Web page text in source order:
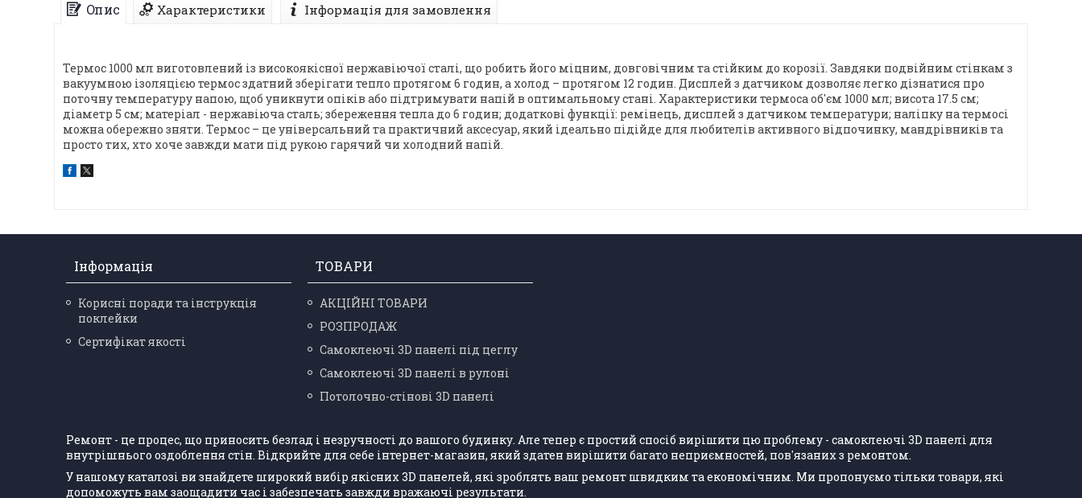
Опис Характеристики Інформація для замовлення
Термос 1000 мл виготовлений із високоякісної нержавіючої сталі, що робить його міцним, довговічним та стійким до корозії. Завдяки подвійним стінкам з
вакуумною ізоляцією термос здатний зберігати тепло протягом 6 годин, а холод – протягом 12 годин. Дисплей з датчиком дозволяє легко дізнатися про
поточну температуру напою, щоб уникнути опіків або підтримувати напій в оптимальному стані. Характеристики термоса об'єм 1000 мл; висота 17.5 см;
діаметр 5 см; матеріал - нержавіюча сталь; збереження тепла до 6 годин; додаткові функції: ремінець, дисплей з датчиком температури; наліпку на термосі
можна обережно зняти. Термос – це універсальний та практичний аксесуар, який ідеально підійде для любителів активного відпочинку, мандрівників та
просто тих, хто хоче завжди мати під рукою гарячий чи холодний напій.
Інформація
Корисні поради та інструкція
поклейки
Сертифікат якості
ТОВАРИ
АКЦІЙНІ ТОВАРИ
РОЗПРОДАЖ
Самоклеючі 3D панелі під цеглу
Самоклеючі 3D панелі в рулоні
Потолочно-стінові 3D панелі
Ремонт - це процес, що приносить безлад і незручності до вашого будинку. Але тепер є простий спосіб вирішити цю проблему - самоклеючі 3D панелі для
внутрішнього оздоблення стін. Відкрийте для себе інтернет-магазин, який здатен вирішити багато неприємностей, пов'язаних з ремонтом.
У нашому каталозі ви знайдете широкий вибір якісних 3D панелей, які зроблять ваш ремонт швидким та економічним. Ми пропонуємо тільки товари, які
допоможуть вам заощадити час і забезпечать завжди вражаючі результати.